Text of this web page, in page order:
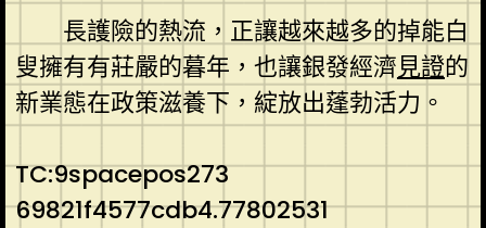
長護險的熱流，正讓越來越多的掉能白
叟擁有有莊嚴的暮年，也讓銀發經濟見證的
新業態在政策滋養下，綻放出蓬勃活力。
TC:9spacepos273
69821f4577cdb4.77802531